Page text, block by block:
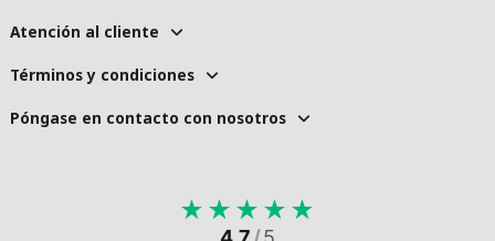
Atención al cliente
Términos y condiciones
Póngase en contacto con nosotros
★ ★ ★ ★ ★